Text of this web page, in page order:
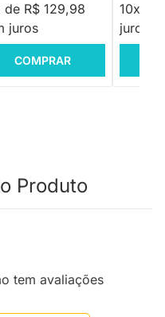
de R$ 129,98
juros
COMPRAR
10x de
juros
Produto
tem avaliações